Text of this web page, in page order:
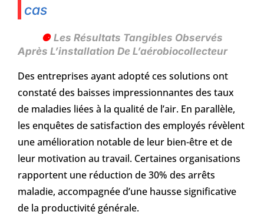
cas
Les Résultats Tangibles Observés
Après L’installation De L’aérobiocollecteur
Des entreprises ayant adopté ces solutions ont
constaté des baisses impressionnantes des taux
de maladies liées à la qualité de l’air. En parallèle,
les enquêtes de satisfaction des employés révèlent
une amélioration notable de leur bien-être et de
leur motivation au travail. Certaines organisations
rapportent une réduction de 30% des arrêts
maladie, accompagnée d’une hausse significative
de la productivité générale.